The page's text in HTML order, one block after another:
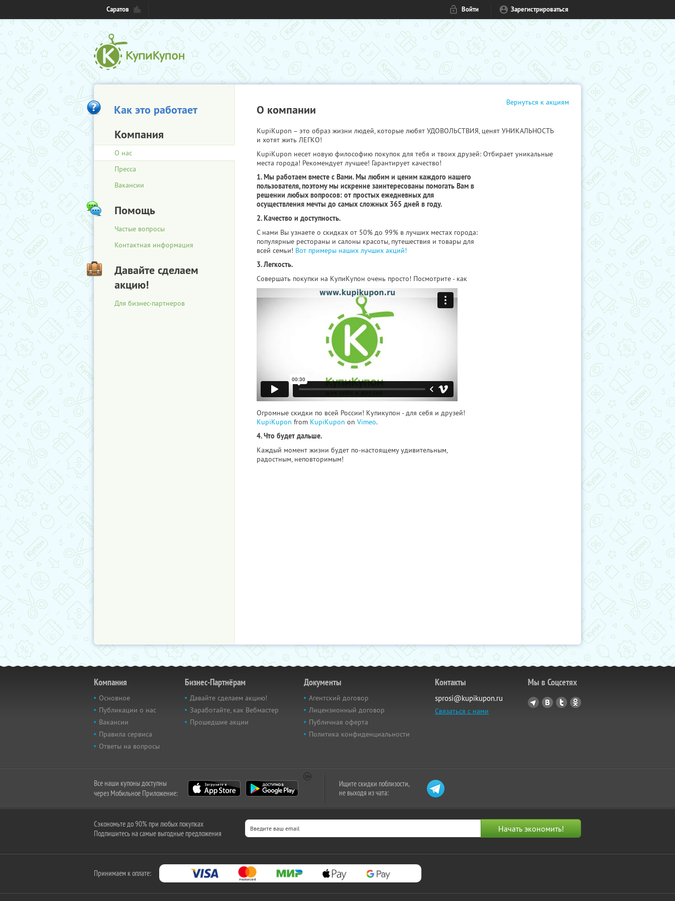
Саратов Войти Зарегистрироваться
Как это работает
Компания
О нас
Пресса
Вакансии
Помощь
Частые вопросы
Контактная информация
Давайте сделаем
акцию!
Для бизнес-партнеров
Вернуться к акциям
О компании
KupiKupon – это образ жизни людей, которые любят УДОВОЛЬСТВИЯ, ценят УНИКАЛЬНОСТЬ
и хотят жить ЛЕГКО!
KupiKupon несет новую философию покупок для тебя и твоих друзей: Отбирает уникальные
места города! Рекомендует лучшее! Гарантирует качество!
1. Мы работаем вместе с Вами. Мы любим и ценим каждого нашего
пользователя, поэтому мы искренне заинтересованы помогать Вам в
решении любых вопросов: от простых ежедневных для
осуществления мечты до самых сложных 365 дней в году.
2. Качество и доступность.
С нами Вы узнаете о скидках от 50% до 99% в лучших местах города:
популярные рестораны и салоны красоты, путешествия и товары для
всей семьи! Вот примеры наших лучших акций!
3. Легкость.
Совершать покупки на КупиКупон очень просто! Посмотрите - как
Огромные скидки по всей России! Купикупон - для себя и друзей!
KupiKupon from KupiKupon on Vimeo.
4. Что будет дальше.
Каждый момент жизни будет по-настоящему удивительным,
радостным, неповторимым!
Компания
Основное
Публикации о нас
Вакансии
Правила сервиса
Ответы на вопросы
Бизнес-Партнёрам
Давайте сделаем акцию!
Заработайте, как Вебмастер
Прошедшие акции
Документы
Агентский договор
Лицензионный договор
Публичная оферта
Политика конфиденциальности
Контакты
sprosi@kupikupon.ru
Связаться с нами
Мы в Соцсетях
Все наши купоны доступны
через Мобильное Приложение:
Ищите скидки поблизости,
не выходя из чата:
Сэкономьте до 90% при любых покупках
Подпишитесь на самые выгодные предложения
Принимаем к оплате: